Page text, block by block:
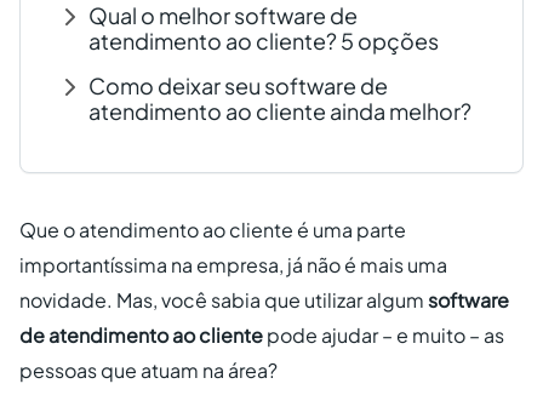
Qual o melhor software de
atendimento ao cliente? 5 opções
Como deixar seu software de
atendimento ao cliente ainda melhor?
Que o atendimento ao cliente é uma parte
importantíssima na empresa, já não é mais uma
novidade. Mas, você sabia que utilizar algumsoftware
de atendimento ao clientepode ajudar – e muito – as
pessoas que atuam na área?